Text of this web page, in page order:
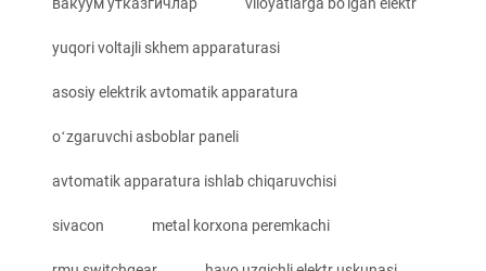
yuqori voltajli skhem apparaturasi
asosiy elektrik avtomatik apparatura
oʻzgaruvchi asboblar paneli
avtomatik apparatura ishlab chiqaruvchisi
sivacon metal korxona peremkachi